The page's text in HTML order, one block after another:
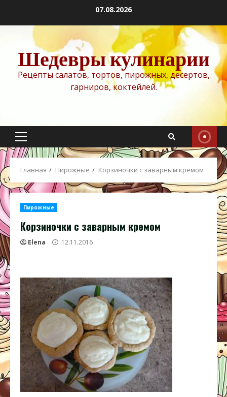
содержимому
07.08.2026
Шедевры кулинарии
Рецепты салатов, тортов, пирожных, десертов,
гарниров, коктейлей.
Основное
меню
Главная Пирожные Корзиночки с заварным кремом
Пирожные
Корзиночки с заварным кремом
Elena 12.11.2016